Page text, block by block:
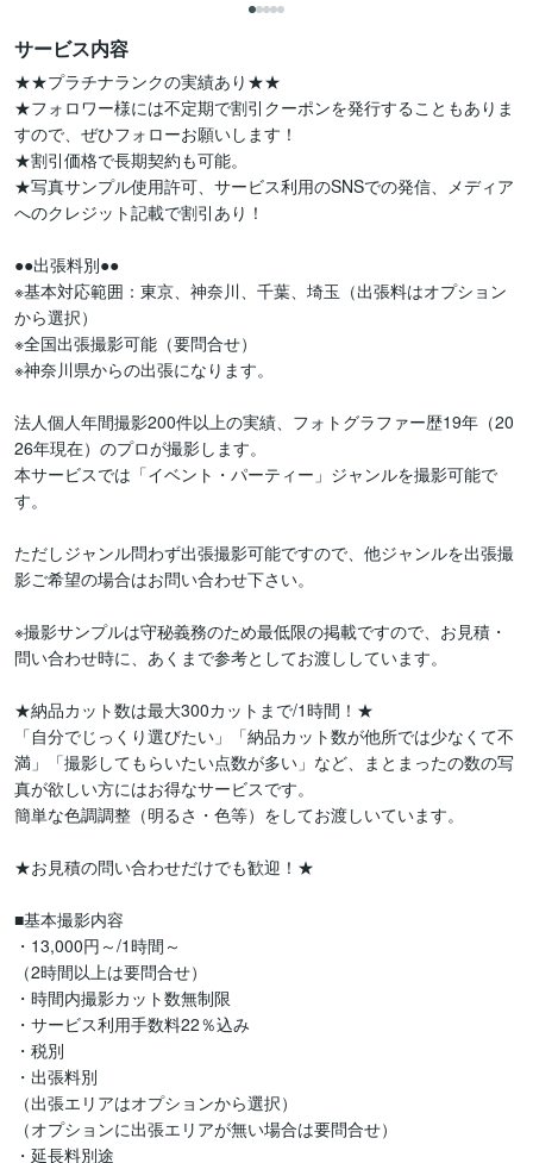
サービス内容
★★プラチナランクの実績あり★★
★フォロワー様には不定期で割引クーポンを発行することもありま
すので、ぜひフォローお願いします！
★割引価格で長期契約も可能。
★写真サンプル使用許可、サービス利用のSNSでの発信、メディア
へのクレジット記載で割引あり！
●●出張料別●●
※基本対応範囲：東京、神奈川、千葉、埼玉（出張料はオプション
から選択）
※全国出張撮影可能（要問合せ）
※神奈川県からの出張になります。
法人個人年間撮影200件以上の実績、フォトグラファー歴19年（20
26年現在）のプロが撮影します。
本サービスでは「イベント・パーティー」ジャンルを撮影可能で
す。
ただしジャンル問わず出張撮影可能ですので、他ジャンルを出張撮
影ご希望の場合はお問い合わせ下さい。
※撮影サンプルは守秘義務のため最低限の掲載ですので、お見積・
問い合わせ時に、あくまで参考としてお渡ししています。
★納品カット数は最大300カットまで/1時間！★
「自分でじっくり選びたい」「納品カット数が他所では少なくて不
満」「撮影してもらいたい点数が多い」など、まとまったの数の写
真が欲しい方にはお得なサービスです。
簡単な色調調整（明るさ・色等）をしてお渡しいています。
★お見積の問い合わせだけでも歓迎！★
■基本撮影内容
・13,000円～/1時間～
（2時間以上は要問合せ）
・時間内撮影カット数無制限
・サービス利用手数料22％込み
・税別
・出張料別
（出張エリアはオプションから選択）
（オプションに出張エリアが無い場合は要問合せ）
・延長料別途